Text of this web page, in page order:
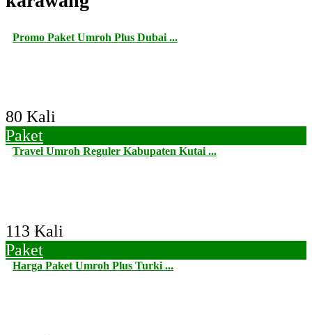
Promo Paket Umroh Plus Dubai ...
80 Kali
Paket
Travel Umroh Reguler Kabupaten Kutai ...
113 Kali
Paket
Harga Paket Umroh Plus Turki ...